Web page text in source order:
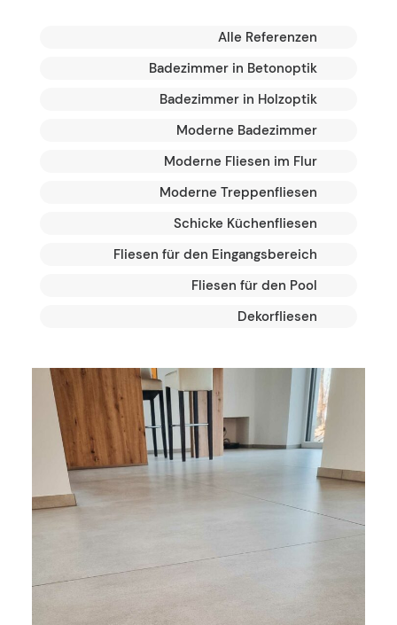
Alle Referenzen
Badezimmer in Betonoptik
Badezimmer in Holzoptik
Moderne Badezimmer
Moderne Fliesen im Flur
Moderne Treppenfliesen
Schicke Küchenfliesen
Fliesen für den Eingangsbereich
Fliesen für den Pool
Dekorfliesen